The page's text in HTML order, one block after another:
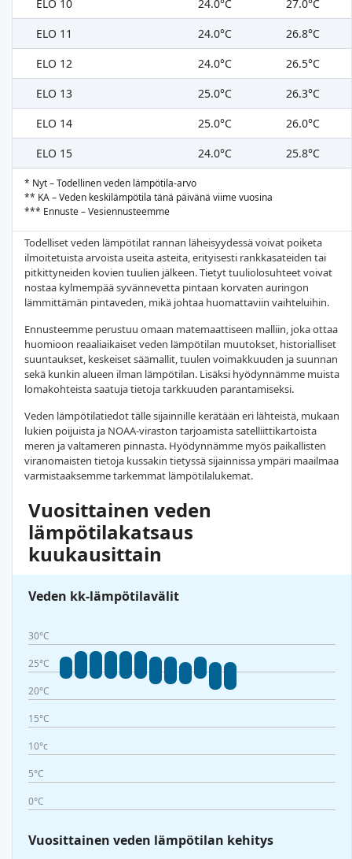
ELO 10 24.0°C
27.0°C
ELO 11
24.0°C
26.8°C
ELO 12
24.0°C
26.5°C
ELO 13
25.0°C
26.3°C
ELO 14
25.0°C
26.0°C
ELO 15
24.0°C 25.8°C
* Nyt – Todellinen veden lämpötila-arvo
** KA – Veden keskilämpötila tänä päivänä viime vuosina
*** Ennuste – Vesiennusteemme
Todelliset veden lämpötilat rannan läheisyydessä voivat poiketa
ilmoitetuista arvoista useita asteita, erityisesti rankkasateiden tai
pitkittyneiden kovien tuulien jälkeen. Tietyt tuuliolosuhteet voivat
nostaa kylmempää syvännevetta pintaan korvaten auringon
lämmittämän pintaveden, mikä johtaa huomattaviin vaihteluihin.
Ennusteemme perustuu omaan matemaattiseen malliin, joka ottaa
huomioon reaaliaikaiset veden lämpötilan muutokset, historialliset
suuntaukset, keskeiset säämallit, tuulen voimakkuuden ja suunnan
sekä kunkin alueen ilman lämpötilan. Lisäksi hyödynnämme muista
lomakohteista saatuja tietoja tarkkuuden parantamiseksi.
Veden lämpötilatiedot tälle sijainnille kerätään eri lähteistä, mukaan
lukien poijuista ja NOAA-viraston tarjoamista satelliittikartoista
meren ja valtameren pinnasta. Hyödynnämme myös paikallisten
viranomaisten tietoja kussakin tietyssä sijainnissa ympäri maailmaa
varmistaaksemme tarkemmat lämpötilalukemat.
Vuosittainen veden
lämpötilakatsaus
kuukausittain
Veden kk-lämpötilavälit
30°C
25°C
20°C
15°C
10°c
5°C
0°C
Vuosittainen veden lämpötilan kehitys